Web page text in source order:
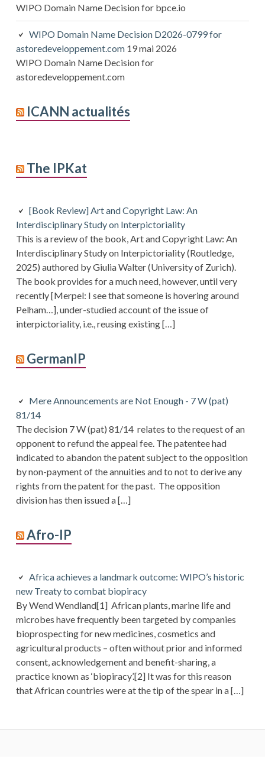
WIPO Domain Name Decision for bpce.io
WIPO Domain Name Decision D2026-0799 for
astoredeveloppement.com 19 mai 2026
WIPO Domain Name Decision for
astoredeveloppement.com
ICANN actualités
The IPKat
[Book Review] Art and Copyright Law: An
Interdisciplinary Study on Interpictoriality
This is a review of the book, Art and Copyright Law: An
Interdisciplinary Study on Interpictoriality (Routledge,
2025) authored by Giulia Walter (University of Zurich).
The book provides for a much need, however, until very
recently [Merpel: I see that someone is hovering around
Pelham…], under-studied account of the issue of
interpictoriality, i.e., reusing existing […]
GermanIP
Mere Announcements are Not Enough - 7 W (pat)
81/14
The decision 7 W (pat) 81/14 relates to the request of an
opponent to refund the appeal fee. The patentee had
indicated to abandon the patent subject to the opposition
by non-payment of the annuities and to not to derive any
rights from the patent for the past. The opposition
division has then issued a […]
Afro-IP
Africa achieves a landmark outcome: WIPO’s historic
new Treaty to combat biopiracy
By Wend Wendland[1] African plants, marine life and
microbes have frequently been targeted by companies
bioprospecting for new medicines, cosmetics and
agricultural products – often without prior and informed
consent, acknowledgement and benefit-sharing, a
practice known as ‘biopiracy’.[2] It was for this reason
that African countries were at the tip of the spear in a […]